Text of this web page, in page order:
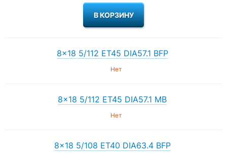
8×18 5/112 ET45 DIA57.1 BFP
Нет
8×18 5/112 ET45 DIA57.1 MB
Нет
8×18 5/108 ET40 DIA63.4 BFP